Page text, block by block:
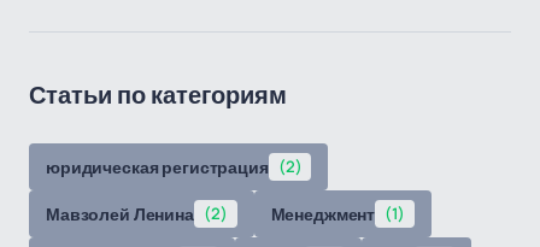
Статьи по категориям
юридическая регистрация (2)
Мавзолей Ленина (2) Менеджмент (1)